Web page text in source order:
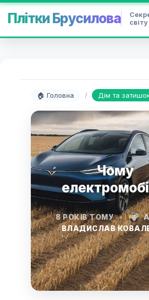
Плітки Брусилова
світу
🏠 Головна / Дім та
Чому
8 РОКІВ ТОМУ •
ВЛАДИСЛАВ